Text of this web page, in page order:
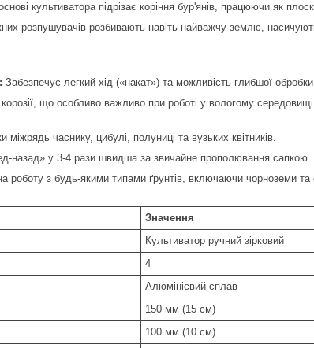
культиватора підрізає коріння бур'янів, працюючи як
розпушувачів розбивають навіть найважчу землю, насичують
Забезпечує легкий хід («накат») та можливість глибшої
що особливо важливо при роботі у вологому
міжрядь часнику, цибулі, полуниці та вузьких квітників.
назад» у 3-4 рази швидша за звичайне прополювання сапкою.
роботу з будь-якими типами ґрунтів, включаючи чорноземи та
Значення
Культиватор ручний зірковий
4
Алюмінієвий сплав
150 мм (15 см)
100 мм (10 см)